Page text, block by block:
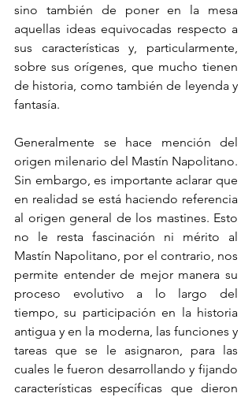
sino también de poner en la mesa
aquellas ideas equivocadas respecto a
sus características y, particularmente,
sobre sus orígenes, que mucho tienen
de historia, como también de leyenda y
fantasía.
Generalmente se hace mención del
origen milenario del Mastín Napolitano.
Sin embargo, es importante aclarar que
en realidad se está haciendo referencia
al origen general de los mastines. Esto
no le resta fascinación ni mérito al
Mastín Napolitano, por el contrario, nos
permite entender de mejor manera su
proceso evolutivo a lo largo del
tiempo, su participación en la historia
antigua y en la moderna, las funciones y
tareas que se le asignaron, para las
cuales le fueron desarrollando y fijando
características específicas que dieron